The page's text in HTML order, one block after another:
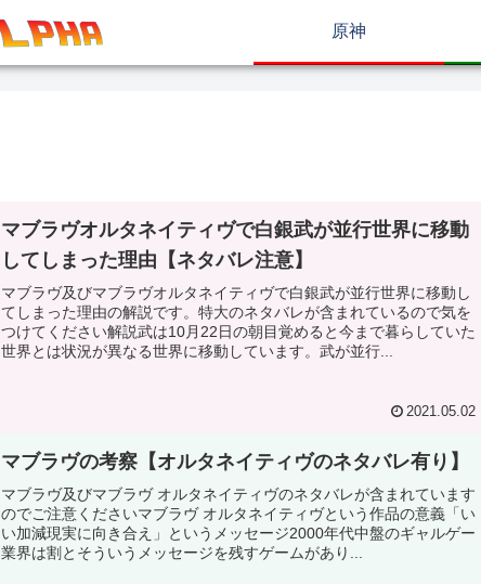
原神
マブラヴオルタネイティヴで白銀武が並行世界に移動
してしまった理由【ネタバレ注意】
マブラヴ及びマブラヴオルタネイティヴで白銀武が並行世界に移動し
てしまった理由の解説です。特大のネタバレが含まれているので気を
つけてください解説武は10月22日の朝目覚めると今まで暮らしていた
世界とは状況が異なる世界に移動しています。武が並行...
2021.05.02
マブラヴの考察【オルタネイティヴのネタバレ有り】
マブラヴ及びマブラヴ オルタネイティヴのネタバレが含まれています
のでご注意くださいマブラヴ オルタネイティヴという作品の意義「い
い加減現実に向き合え」というメッセージ2000年代中盤のギャルゲー
業界は割とそういうメッセージを残すゲームがあり...